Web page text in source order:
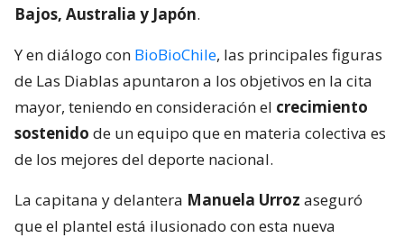
Bajos, Australia y Japón.
Y en diálogo con BioBioChile, las principales figuras
de Las Diablas apuntaron a los objetivos en la cita
mayor, teniendo en consideración el crecimiento
sostenido de un equipo que en materia colectiva es
de los mejores del deporte nacional.
La capitana y delantera Manuela Urroz aseguró
que el plantel está ilusionado con esta nueva